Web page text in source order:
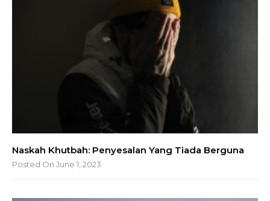
Naskah Khutbah: Penyesalan Yang Tiada Berguna
Posted On June 1, 2023